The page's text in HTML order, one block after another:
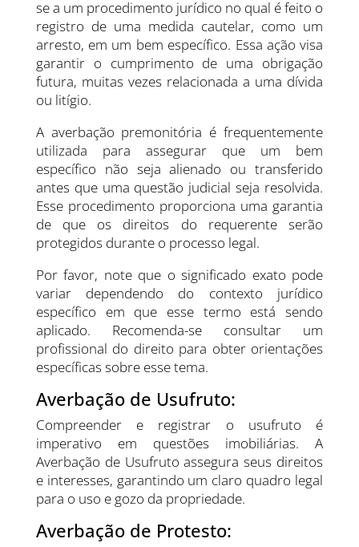
se a um procedimento jurídico no qual é feito o
registro de uma medida cautelar, como um
arresto, em um bem específico. Essa ação visa
garantir o cumprimento de uma obrigação
futura, muitas vezes relacionada a uma dívida
ou litígio.
A averbação premonitória é frequentemente
utilizada para assegurar que um bem
específico não seja alienado ou transferido
antes que uma questão judicial seja resolvida.
Esse procedimento proporciona uma garantia
de que os direitos do requerente serão
protegidos durante o processo legal.
Por favor, note que o significado exato pode
variar dependendo do contexto jurídico
específico em que esse termo está sendo
aplicado. Recomenda-se consultar um
profissional do direito para obter orientações
específicas sobre esse tema.
Averbação de Usufruto:
Compreender e registrar o usufruto é
imperativo em questões imobiliárias. A
Averbação de Usufruto assegura seus direitos
e interesses, garantindo um claro quadro legal
para o uso e gozo da propriedade.
Averbação de Protesto: